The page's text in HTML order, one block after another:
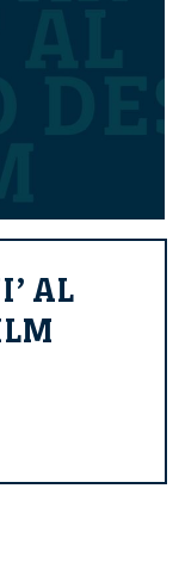
AL